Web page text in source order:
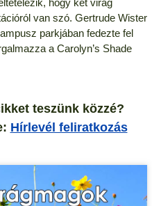
hogy két virág
van szó. Gertrude Wister
parkjában fedezte fel
a Carolyn’s Shade
teszünk közzé?
Hírlevél feliratkozás